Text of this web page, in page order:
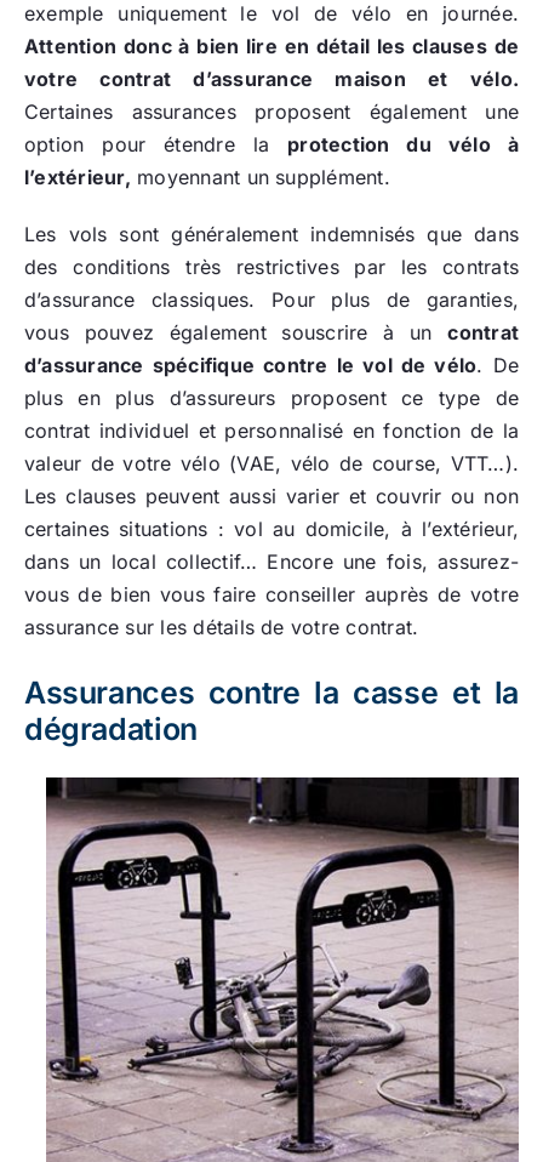
exemple uniquement le vol de vélo en journée.
Attention donc à bien lire en détail les clauses de
votre contrat d’assurance maison et vélo.
Certaines assurances proposent également une
option pour étendre la protection du vélo à
l’extérieur, moyennant un supplément.
Les vols sont généralement indemnisés que dans
des conditions très restrictives par les contrats
d’assurance classiques. Pour plus de garanties,
vous pouvez également souscrire à uncontrat
d’assurance spécifique contre le vol de vélo. De
plus en plus d’assureurs proposent ce type de
contrat individuel et personnalisé en fonction de la
valeur de votre vélo (VAE, vélo de course, VTT…).
Les clauses peuvent aussi varier et couvrir ou non
certaines situations : vol au domicile, à l’extérieur,
dans un local collectif… Encore une fois, assurez-
vous de bien vous faire conseiller auprès de votre
assurance sur les détails de votre contrat.
Assurances contre la casse et la
dégradation